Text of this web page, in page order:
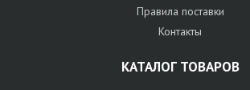
Правила поставки
Контакты
КАТАЛОГ ТОВАРОВ